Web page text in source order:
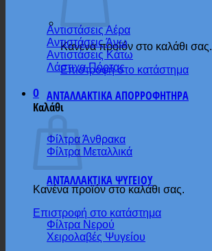
Κανένα προϊόν στο καλάθι σας.
Επιστροφή στο κατάστημα
0
Καλάθι
Κανένα προϊόν στο καλάθι σας.
Επιστροφή στο κατάστημα
Αντιστάσεις Αέρα
Αντιστάσεις Άνω
Αντιστάσεις Κάτω
Λάστιχα Πόρτας
ΑΝΤΑΛΛΑΚΤΙΚΑ ΑΠΟΡΡΟΦΗΤΗΡΑ
Φίλτρα Άνθρακα
Φίλτρα Μεταλλικά
ΑΝΤΑΛΛΑΚΤΙΚΑ ΨΥΓΕΙΟΥ
Φίλτρα Νερού
Χειρολαβές Ψυγείου